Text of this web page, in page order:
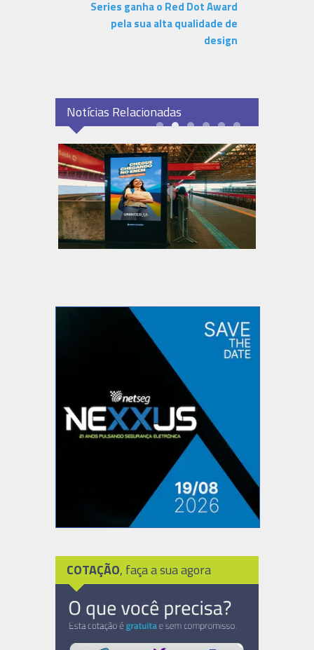
Series ganha o Red Dot Award
pela sua alta qualidade de
design
Notícias Relacionadas
COTAÇÃO, faça a sua agora